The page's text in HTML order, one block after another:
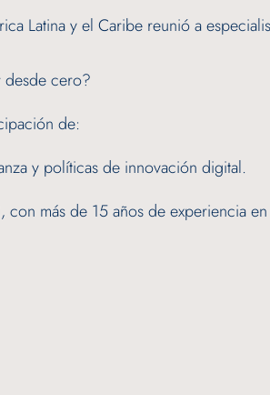
Latina y el Caribe reunió a
desde cero?
de:
y políticas de innovación digital.
más de 15 años de experiencia